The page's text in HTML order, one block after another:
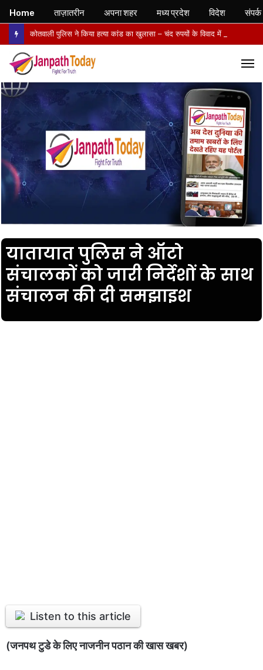
यातायात पुलिस ने ऑटो
संचालकों को जारी निर्देशों के साथ
संचालन की दी समझाइश
Listen to this article
(जनपथ टुडे के लिए नाजनीन पठान की खास खबर)
Home ताज़ातरीन अपना शहर मध्य प्रदेश विदेश संपर्क